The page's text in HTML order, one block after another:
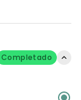
Completado